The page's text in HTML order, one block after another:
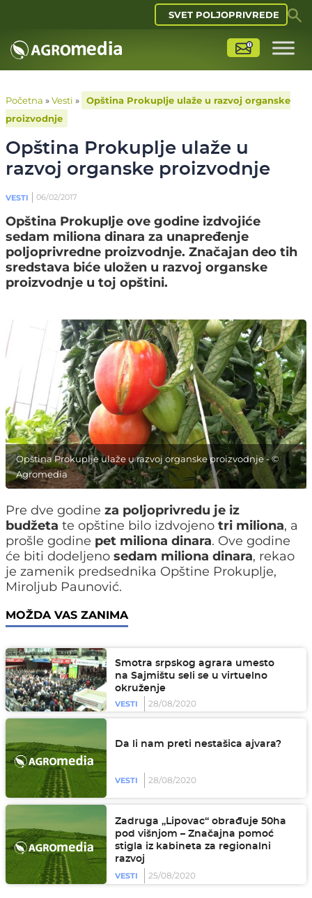
SVET POLJOPRIVREDE
Početna »Vesti »
Opština Prokuplje ulaže u razvoj organske
proizvodnje
Opština Prokuplje ulaže u
razvoj organske proizvodnje
VESTI 06/02/2017
Opština Prokuplje ove godine izdvojiće
sedam miliona dinara za unapređenje
poljoprivredne proizvodnje. Značajan deo tih
sredstava biće uložen u razvoj organske
proizvodnje u toj opštini.
Opština Prokuplje ulaže u razvoj organske proizvodnje - ©
Agromedia
Pre dve godine za poljoprivredu je iz
budžeta te opštine bilo izdvojeno tri miliona, a
prošle godine pet miliona dinara. Ove godine
će biti dodeljeno sedam miliona dinara, rekao
je zamenik predsednika Opštine Prokuplje,
Miroljub Paunović.
MOŽDA VAS ZANIMA
Smotra srpskog agrara umesto
na Sajmištu seli se u virtuelno
okruženje
VESTI
28/08/2020
Da li nam preti nestašica ajvara?
VESTI 28/08/2020
Zadruga „Lipovac“ obrađuje 50ha
pod višnjom – Značajna pomoć
stigla iz kabineta za regionalni
razvoj
VESTI
25/08/2020